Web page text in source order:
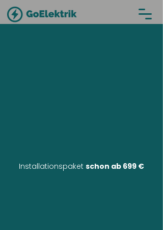
Installationspaket schon ab 699 €